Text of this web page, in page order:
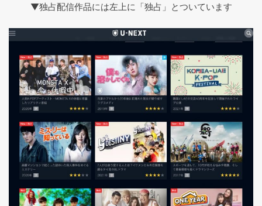
▼独占配信作品には左上に「独占」とついています